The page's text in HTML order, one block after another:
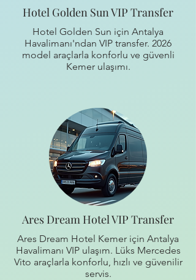
Hotel Golden Sun VIP Transfer
Hotel Golden Sun için Antalya
Havalimanı'ndan VIP transfer. 2026
model araçlarla konforlu ve güvenli
Kemer ulaşımı.
Ares Dream Hotel VIP Transfer
Ares Dream Hotel Kemer için Antalya
Havalimanı VIP ulaşım. Lüks Mercedes
Vito araçlarla konforlu, hızlı ve güvenilir
servis.